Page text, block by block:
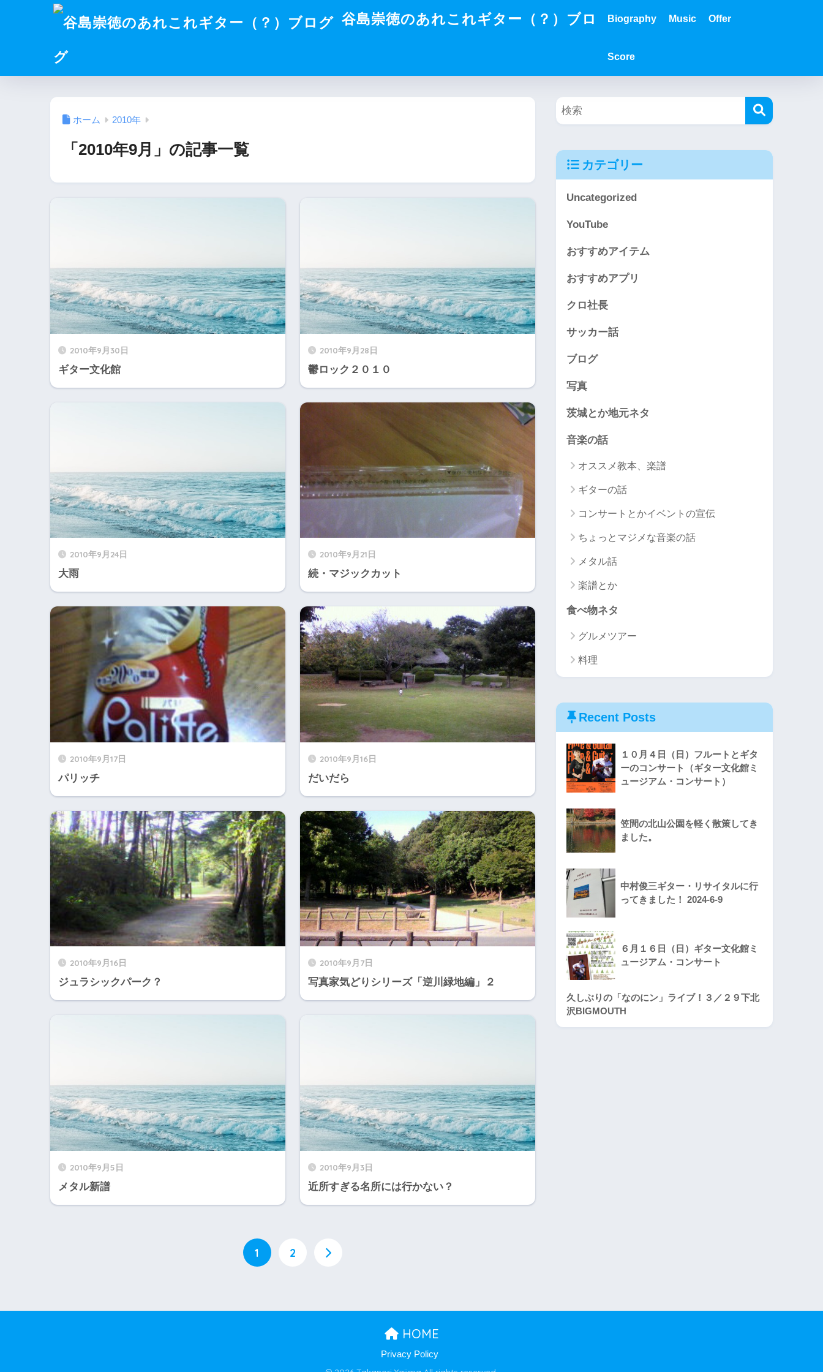
谷島崇徳のあれこれギター（？）ブロ
グ
Biography Music Offer
Score
ホーム 2010年
「2010年9月」の記事一覧
2010年9月30日
ギター文化館
2010年9月28日
鬱ロック２０１０
2010年9月24日
大雨
2010年9月21日
続・マジックカット
2010年9月17日
パリッチ
2010年9月16日
だいだら
2010年9月16日
ジュラシックパーク？
2010年9月7日
写真家気どりシリーズ「逆川緑地編」２
2010年9月5日
メタル新譜
2010年9月3日
近所すぎる名所には行かない？
1 2
カテゴリー
Uncategorized
YouTube
おすすめアイテム
おすすめアプリ
クロ社長
サッカー話
ブログ
写真
茨城とか地元ネタ
音楽の話
オススメ教本、楽譜
ギターの話
コンサートとかイベントの宣伝
ちょっとマジメな音楽の話
メタル話
楽譜とか
食べ物ネタ
グルメツアー
料理
Recent Posts
１０月４日（日）フルートとギタ
ーのコンサート（ギター文化館ミ
ュージアム・コンサート）
笠間の北山公園を軽く散策してき
ました。
中村俊三ギター・リサイタルに行
ってきました！ 2024-6-9
６月１６日（日）ギター文化館ミ
ュージアム・コンサート
久しぶりの「なのにン」ライブ！３／２９下北
沢BIGMOUTH
HOME
Privacy Policy